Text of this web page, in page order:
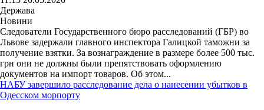
Держава
Новини
Следователи Государственного бюро расследований (ГБР) во
Львове задержали главного инспектора Галицкой таможни за
получение взятки. За вознаграждение в размере более 500 тыс.
грн они не должны были препятствовать оформлению
документов на импорт товаров. Об этом...
НАБУ завершило расследование дела о нанесении убытков в
Одесском морпорту